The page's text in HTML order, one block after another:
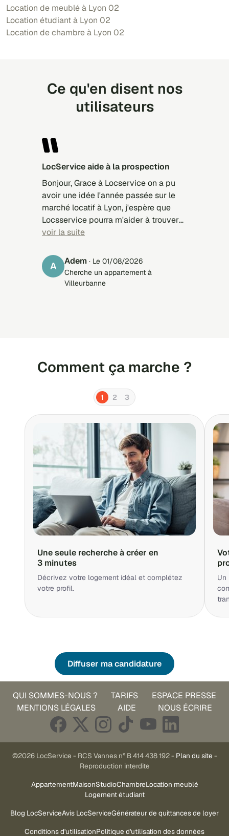
Location de meublé à Lyon 02
Location étudiant à Lyon 02
Location de chambre à Lyon 02
Ce qu'en disent nos
utilisateurs
LocService aide à la prospection
Bonjour, Grace à Locservice on a pu
avoir une idée l'année passée sur le
marché locatif à Lyon, j'espère que
Locsservice pourra m'aider à trouver
un studio à Strasbourg pour la rentrée
voir la suite
A Adem · Le 01/08/2026
Cherche un appartement à
Villeurbanne
Comment ça marche ?
1 2 3
Une seule recherche à créer en
3 minutes
Décrivez votre logement idéal et complétez
votre profil.
Un
Diffuser ma candidature
QUI SOMMES-NOUS ? TARIFS
ESPACE PRESSE
MENTIONS LÉGALES
AIDE NOUS ÉCRIRE
©2026 LocService - RCS Vannes n° B 414 438 192 - Plan du site -
Reproduction interdite
AppartementMaisonStudioChambreLocation meublé
Logement étudiant
Blog LocServiceAvis LocServiceGénérateur de quittances de loyer
Conditions d'utilisationPolitique d'utilisation des données